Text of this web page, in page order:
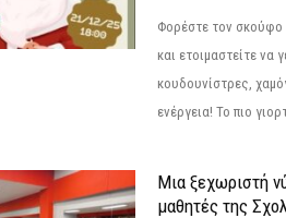
Φορέστε τον σκούφο
και ετοιμαστείτε να
κουδουνίστρες,
ενέργεια! Το πιο
Μια ξεχωριστή
μαθητές της